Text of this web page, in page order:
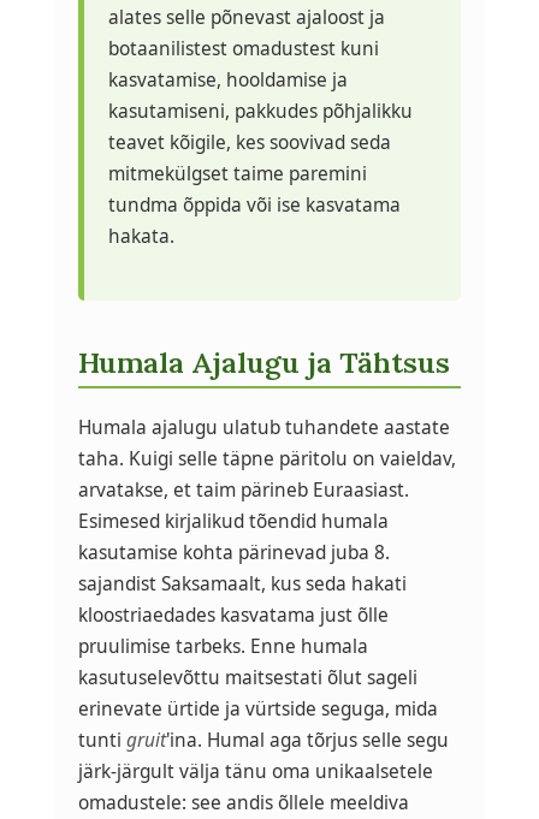
alates selle põnevast ajaloost ja
botaanilistest omadustest kuni
kasvatamise, hooldamise ja
kasutamiseni, pakkudes põhjalikku
teavet kõigile, kes soovivad seda
mitmekülgset taime paremini
tundma õppida või ise kasvatama
hakata.
Humala Ajalugu ja Tähtsus
Humala ajalugu ulatub tuhandete aastate
taha. Kuigi selle täpne päritolu on vaieldav,
arvatakse, et taim pärineb Euraasiast.
Esimesed kirjalikud tõendid humala
kasutamise kohta pärinevad juba 8.
sajandist Saksamaalt, kus seda hakati
kloostriaedades kasvatama just õlle
pruulimise tarbeks. Enne humala
kasutuselevõttu maitsestati õlut sageli
erinevate ürtide ja vürtside seguga, mida
tunti gruit'ina. Humal aga tõrjus selle segu
järk-järgult välja tänu oma unikaalsetele
omadustele: see andis õllele meeldiva